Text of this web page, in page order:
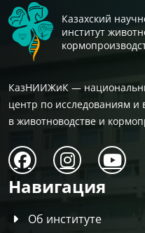
Казахский
институт
КазНИИЖиК —
центр по исследованиям
в животноводстве и
Навигация
Об институте